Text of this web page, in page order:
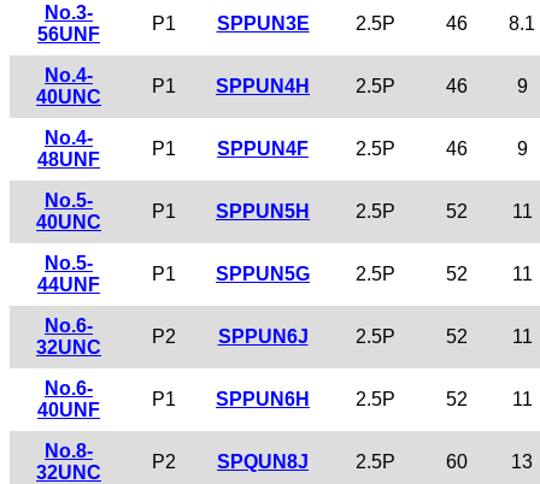
No.3-
56UNF
P1 SPPUN3E 2.5P 46 8.1
No.4-
40UNC
P1 SPPUN4H 2.5P 46 9
No.4-
48UNF
P1 SPPUN4F 2.5P 46 9
No.5-
40UNC
P1 SPPUN5H 2.5P 52 11
No.5-
44UNF
P1 SPPUN5G 2.5P 52 11
No.6-
32UNC
P2 SPPUN6J 2.5P 52 11
No.6-
40UNF
P1 SPPUN6H 2.5P 52 11
No.8-
32UNC
P2 SPQUN8J 2.5P 60 13